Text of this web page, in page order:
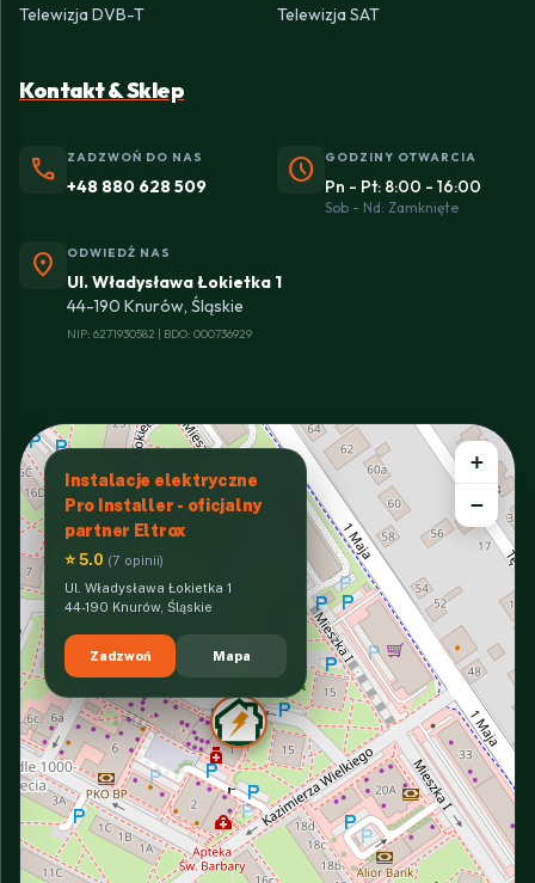
Telewizja DVB-T
Telewizja SAT
Kontakt & Sklep
phone ZADZWOŃ DO NAS
+48 880 628 509 schedule GODZINY OTWARCIA
Pn - Pt: 8:00 - 16:00
Sob - Nd: Zamknięte
location_on ODWIEDŹ NAS
Ul. Władysława Łokietka 1
44-190 Knurów, Śląskie
NIP: 6271930582 | BDO: 000736929
Instalacje elektryczne
Pro Installer - oficjalny
partner Eltrox
⭐ 5.0 (7 opinii)
Ul. Władysława Łokietka 1
44-190 Knurów, Śląskie
Zadzwoń Mapa
+
−